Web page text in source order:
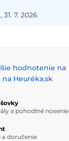
7. 2026
hodnotenie na
na Heuréka.sk
a pohodlné nosenie
a doručenie